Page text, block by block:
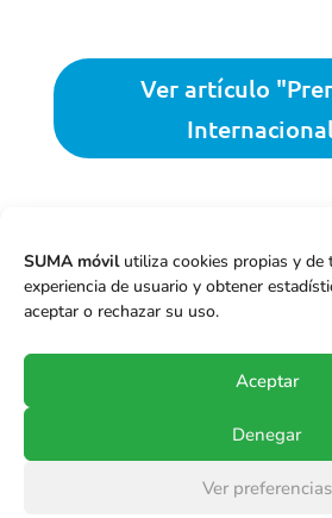
SUMA móvilutiliza cookies propias y de
experiencia de usuario y obtener
aceptar o rechazar su uso.
Aceptar
Denegar
Ver preferencias
Ver artículo

Prensario
Todos los derechos